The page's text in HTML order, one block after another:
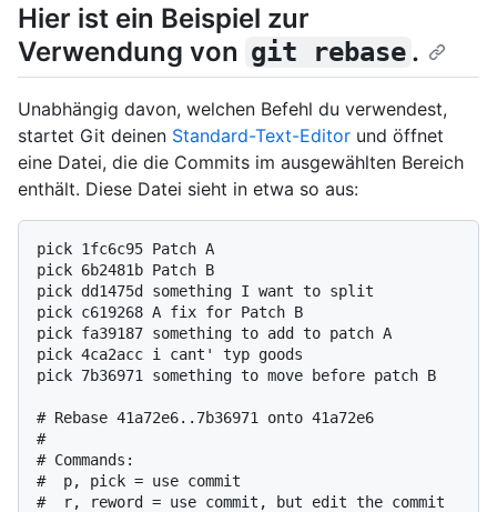
Hier ist ein Beispiel zur
Verwendung von git rebase .
Unabhängig davon, welchen Befehl du verwendest,
startet Git deinen Standard-Text-Editor und öffnet
eine Datei, die die Commits im ausgewählten Bereich
enthält. Diese Datei sieht in etwa so aus:
pick 1fc6c95 Patch A
pick 6b2481b Patch B
pick dd1475d something I want to split
pick c619268 A fix for Patch B
pick fa39187 something to add to patch A
pick 4ca2acc i cant' typ goods
pick 7b36971 something to move before patch B
# Rebase 41a72e6..7b36971 onto 41a72e6
#
# Commands:
#  p, pick = use commit
#  r, reword = use commit, but edit the commit